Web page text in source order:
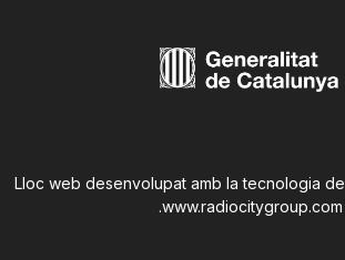
Lloc web desenvolupat amb la tecnologia de
www.radiocitygroup.com
.